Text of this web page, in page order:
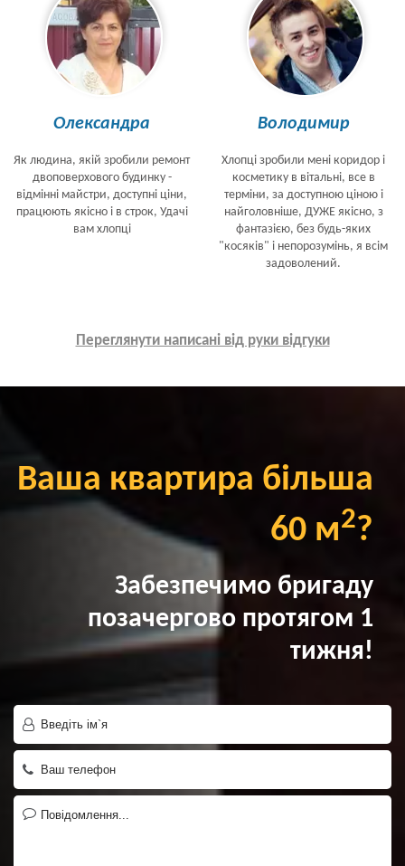
Олександра
Як людина, якій зробили ремонт
двоповерхового будинку -
відмінні майстри, доступні ціни,
працюють якісно і в строк, Удачі
вам хлопці
Володимир
Хлопці зробили мені коридор і
косметику в вітальні, все в
терміни, за доступною ціною і
найголовніше, ДУЖЕ якісно, з
фантазією, без будь-яких
"косяків" і непорозумінь, я всім
задоволений.
Переглянути написані від руки відгуки
Ваша квартира більша
60 м2?
Забезпечимо бригаду
позачергово протягом 1
тижня!